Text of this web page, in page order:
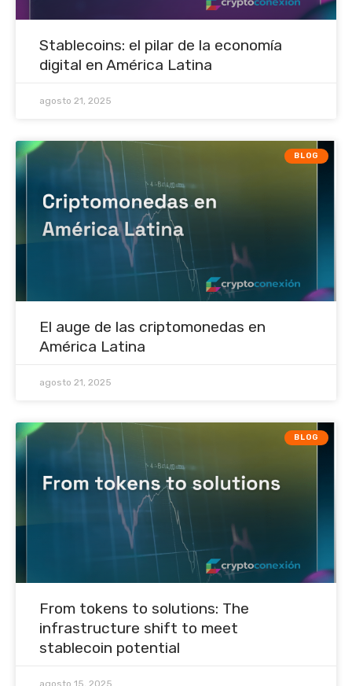
Stablecoins: el pilar de la economía
digital en América Latina
agosto 21, 2025
BLOG
El auge de las criptomonedas en
América Latina
agosto 21, 2025
BLOG
From tokens to solutions: The
infrastructure shift to meet
stablecoin potential
agosto 15, 2025